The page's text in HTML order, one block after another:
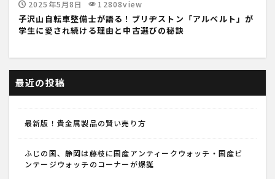
2025年5月8日 12808view
子沢山自転車整備士が語る！ブリヂストン「アルベルト」が
学生に愛され続ける理由と中古選びの秘訣
最近の投稿
最新版！貴金属製品の賢い売り方
ふじの国、静岡は藤枝に国産アンティークウォッチ・国産ビ
ンテージウォッチのコーナーが爆誕